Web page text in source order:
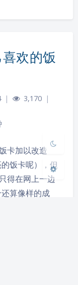
浅阴影 深阴影
欢的饭
| 3,170
|
卡加以改造
饭卡呢），但
得在网上一边
算像样的成